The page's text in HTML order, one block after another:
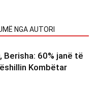
NGA AUTORI
Berisha: 60% janë të
Kombëtar